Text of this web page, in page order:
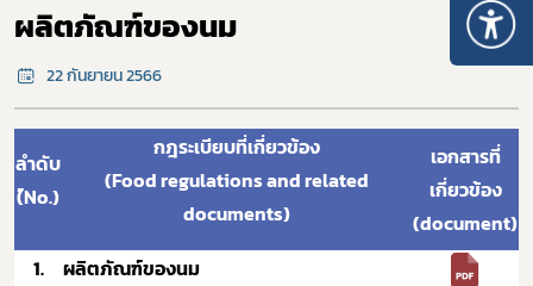
ผลิตภัณฑ์ของนม
22 กันยายน 2566
ลำดับ
(์No.)
กฎระเบียบที่เกี่ยวข้อง
(Food regulations and related
documents)
เอกสารที่
เกี่ยวข้อง
(document)
1.
ผลิตภัณฑ์ของนม